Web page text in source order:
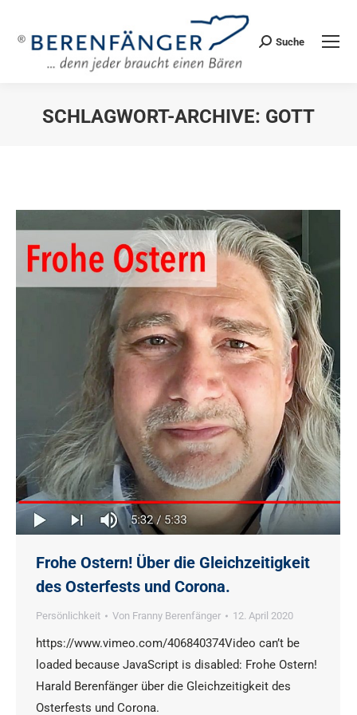
Search:
Suche
SCHLAGWORT-ARCHIVE: GOTT
Frohe Ostern! Über die Gleichzeitigkeit
des Osterfests und Corona.
Persönlichkeit Von Franny Berenfänger 12. April 2020
https://www.vimeo.com/406840374Video can’t be
loaded because JavaScript is disabled: Frohe Ostern!
Harald Berenfänger über die Gleichzeitigkeit des
Osterfests und Corona.